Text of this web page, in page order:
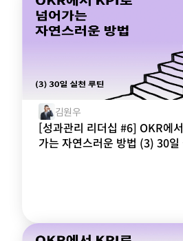
김원우
[성과관리 리더십 #6] OKR에
가는 자연스러운 방법 (3) 30일